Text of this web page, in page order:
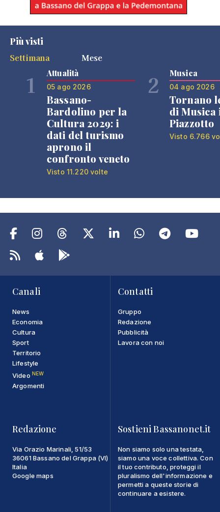
Più visti
Settimana
Mese
1 Attualità
05 ago 2026
Bassano-
Bardolino per la
Cultura 2029: i
dati del turismo
aprono il
confronto veneto
Visto 11.220 volte
2 Musica
04 ago 2026
Tornano
di Musica
Piazzotto
Visto 6.766
Canali
News
Economia
Cultura
Sport
Territorio
Lifestyle
Video NEW
Argomenti
Contatti
Gruppo
Redazione
Pubblicità
Lavora con noi
Redazione
Via Orazio Marinali, 51/53
36061 Bassano del Grappa (VI)
Italia
Google maps
Sostieni Bassanonet.it
Non siamo solo una testata,
siamo una voce collettiva. Con
il tuo contributo, proteggi il
pluralismo dell'informazione e
permetti a queste storie di
continuare a esistere.